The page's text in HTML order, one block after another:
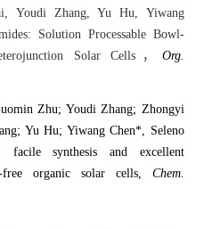
Youdi Zhang, Yu Hu, Yiwang
Solution Processable Bowl-
Solar Cells， Org.
Zhu; Youdi Zhang; Zhongyi
Yu Hu; Yiwang Chen*, Seleno
facile synthesis and excellent
free organic solar cells, Chem.